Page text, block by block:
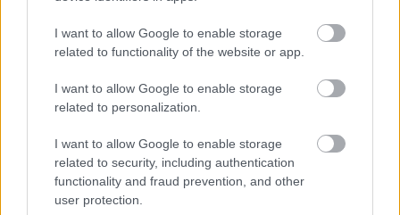
I want to allow Google to enable storage
related to functionality of the website or app.
I want to allow Google to enable storage
related to personalization.
I want to allow Google to enable storage
related to security, including authentication
functionality and fraud prevention, and other
user protection.
Jó, rácsodálkozni arra 2019-ben, hogy a nyár pont
olyan kiemelt tévés időszak lett, mint amilyen az ősz,
nagyon cseszlovák dolog, de én a régi ...